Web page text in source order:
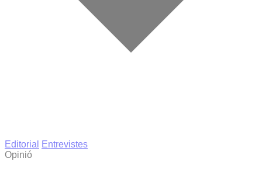
Editorial
Entrevistes
Opinió